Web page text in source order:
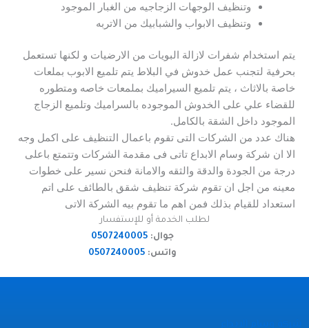
وتنظيف الوجهات الزجاجيه من الغبار الموجود
وتنظيف الابواب والشبابيك من الاتربه
يتم استخدام شفرات لازالة البويات من الارضيات و لكنها تستعمل
بحرفية لتجنب عمل خدوش في البلاط يتم تلميع الابوب بملعات
خاصة بالاثاث ، يتم تلميع السيراميك بملمعات خاصه ومتطوره
للقضاء علي على الخدوش الموجوده بالسراميك وتلميع الزجاج
الموجود داخل الشقة بالكامل.
هناك عدد من الشركات التى تقوم باعمال التنظيف على اكمل وجه
الا ان شركة وسام الابداع تاتى فى مقدمة الشركات وتتمتع باعلى
درجة من الجودة والدقة والثقه والامانة فنحن نسير على خطوات
معينه من اجل ان تقوم شركة تنظيف شقق بالطائف على اتم
استعداد للقيام بذلك فمن اهم ما تقوم بيه الشركة الاتى
لطلب الخدمة أو للإستفسار
جوال: 0507240005
واتس: 0507240005